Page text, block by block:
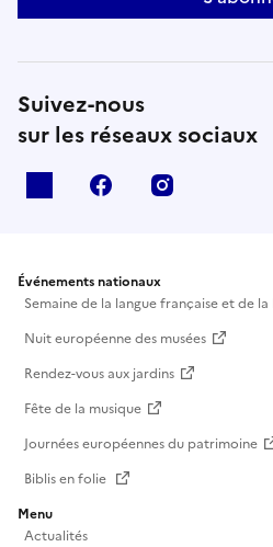
Suivez-nous
sur les réseaux sociaux
facebook
Événements nationaux
Semaine de la langue française et de
Nuit européenne des musées
Rendez-vous aux jardins
Fête de la musique
Journées européennes du patrimoine
Biblis en folie
Menu
Actualités